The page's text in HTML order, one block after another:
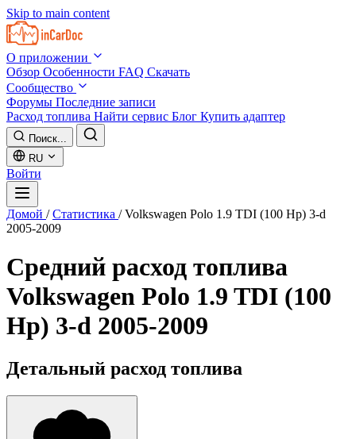
Skip to main content
О приложении
Обзор Особенности FAQ Скачать
Сообщество
Форумы Последние записи
Расход топлива Найти сервис Блог Купить адаптер
Поиск...
RU
Войти
Домой / Статистика / Volkswagen Polo 1.9 TDI (100 Hp) 3-d
2005-2009
Средний расход топлива
Volkswagen Polo 1.9 TDI (100
Hp) 3-d 2005-2009
Детальный расход топлива